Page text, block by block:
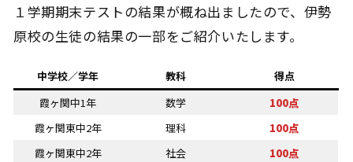
１学期期末テストの結果が概ね出ましたので、伊勢
原校の生徒の結果の一部をご紹介いたします。
中学校／学年 教科
得点
霞ヶ関中1年
数学
100点
霞ヶ関東中2年
理科
100点
霞ヶ関東中2年
社会
100点